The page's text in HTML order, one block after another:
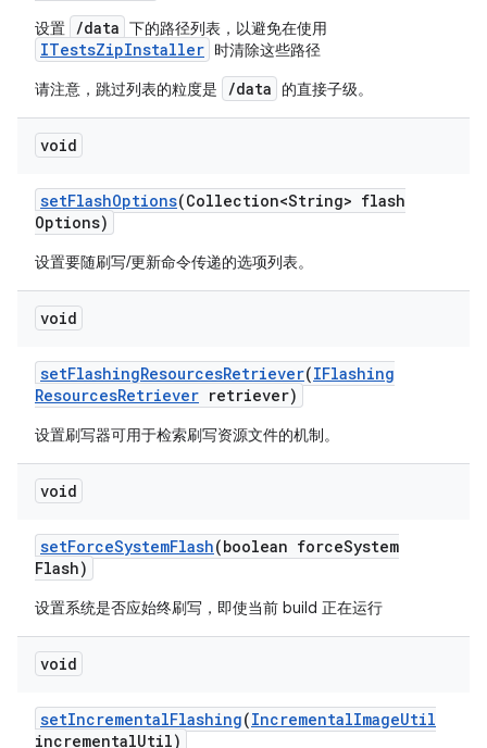
设置 /data 下的路径列表，以避免在使用
ITestsZipInstaller 时清除这些路径
请注意，跳过列表的粒度是
/data 的直接子级。
void
setFlashOptions(Collection<String> flash
Options)
设置要随刷写/更新命令传递的选项列表。
void
setFlashingResourcesRetriever(IFlashing
ResourcesRetriever retriever)
设置刷写器可用于检索刷写资源文件的机制。
void
setForceSystemFlash(boolean forceSystem
Flash)
设置系统是否应始终刷写，即使当前 build 正在运行
void
setIncrementalFlashing(IncrementalImageUtil
incrementalUtil)